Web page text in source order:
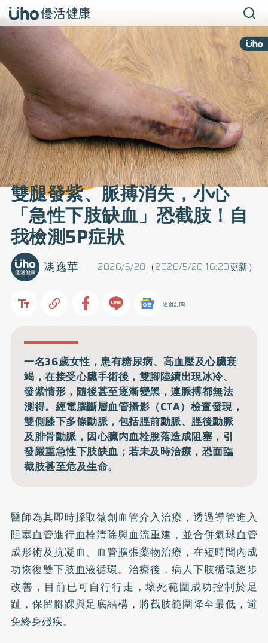
雙腿發紫、脈搏消失，小心
「急性下肢缺血」恐截肢！自
我檢測5P症狀
2026/5/20（2026/5/20 16:20更新）
馮逸華
追蹤訂閱
一名36歲女性，患有糖尿病、高血壓及心臟衰
竭，在接受心臟手術後，雙腳陸續出現冰冷、
發紫情形，隨後甚至逐漸變黑，連脈搏都無法
測得。經電腦斷層血管攝影（CTA）檢查發現，
雙側膝下多條動脈，包括脛前動脈、脛後動脈
及腓骨動脈，因心臟內血栓脫落造成阻塞，引
發嚴重急性下肢缺血；若未及時治療，恐面臨
截肢甚至危及生命。
醫師為其即時採取微創血管介入治療，透過導管進入
阻塞血管進行血栓清除與血流重建，並合併氣球血管
成形術及抗凝血、血管擴張藥物治療，在短時間內成
功恢復雙下肢血液循環。治療後，病人下肢循環逐步
改善，目前已可自行行走，壞死範圍成功控制於足
趾，保留腳踝與足底結構，將截肢範圍降至最低，避
免終身殘疾。